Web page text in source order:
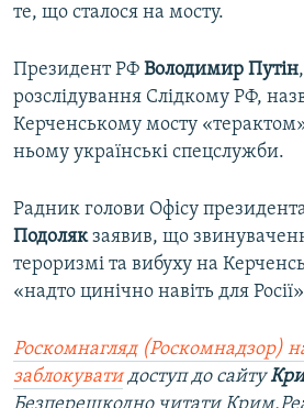
те, що сталося на мосту.
Президент РФ Володимир Путін
розслідування Слідкому РФ,
Керченському мосту
ньому українські спецслужби.
Радник голови Офісу
Подолякзаявив, що
тероризмі та вибуху на
«надто цинічно навіть для
Роскомнагляд (Роскомнадзор)
заблокуватидоступ до сайту